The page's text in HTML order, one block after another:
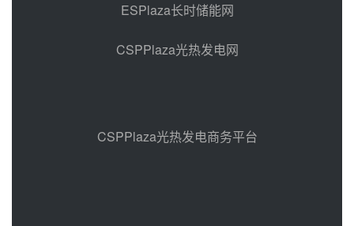
昊森机电中标新疆华电天山北麓基
地100MW光热发电工程EPC总承
包项目熔盐介质超声波流量计采购
前天 08-05 17:09
前天 08-05 14:48
ESPlaza长时储能网
CSPPlaza光热发电网
CSPPlaza光热发电商务平台